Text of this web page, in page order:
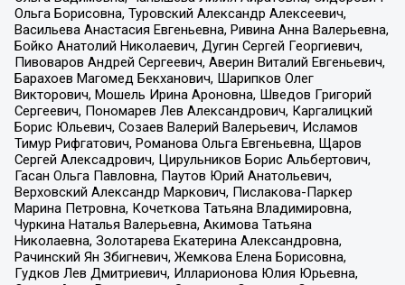
Ольга Борисовна, Туровский Александр Алексеевич,
Васильева Анастасия Евгеньевна, Ривина Анна Валерьевна,
Бойко Анатолий Николаевич, Дугин Сергей Георгиевич,
Пивоваров Андрей Сергеевич, Аверин Виталий Евгеньевич,
Барахоев Магомед Бекханович, Шарипков Олег
Викторович, Мошель Ирина Ароновна, Шведов Григорий
Сергеевич, Пономарев Лев Александрович, Каргалицкий
Борис Юльевич, Созаев Валерий Валерьевич, Исламов
Тимур Рифгатович, Романова Ольга Евгеньевна, Щаров
Сергей Алексадрович, Цирульников Борис Альбертович,
Гасан Ольга Павловна, Паутов Юрий Анатольевич,
Верховский Александр Маркович, Пислакова-Паркер
Марина Петровна, Кочеткова Татьяна Владимировна,
Чуркина Наталья Валерьевна, Акимова Татьяна
Николаевна, Золотарева Екатерина Александровна,
Рачинский Ян Збигневич, Жемкова Елена Борисовна,
Гудков Лев Дмитриевич, Илларионова Юлия Юрьевна,